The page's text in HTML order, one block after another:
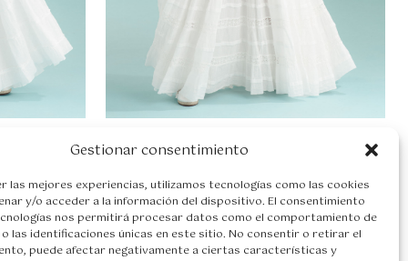
Gestionar consentimiento
las mejores experiencias, utilizamos tecnologías como las cookies
y/o acceder a la información del dispositivo. El consentimiento
nos permitirá procesar datos como el comportamiento de
o las identificaciones únicas en este sitio. No consentir o retirar el
puede afectar negativamente a ciertas características y
249,50€
p
r
e
c
197,00€E
p
r
e
c
Vestido comunión Ana 287,50€